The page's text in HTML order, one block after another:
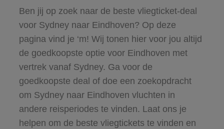
Ben jij op zoek naar de beste vliegticket-deal
voor Sydney naar Eindhoven? Op deze
pagina vind je ‘m! Wij tonen hier voor jou altijd
de goedkoopste optie voor Eindhoven met
vertrek vanaf Sydney. Ga voor de
goedkoopste deal of doe een zoekopdracht
om Sydney naar Eindhoven vluchten in
andere reisperiodes te vinden. Laat ons je
helpen om de beste vliegtickets te vinden en